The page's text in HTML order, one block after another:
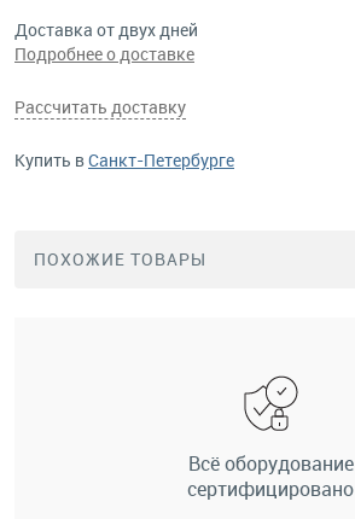
Доставка от двух дней
Подробнее о доставке
Рассчитать доставку
Купить вСанкт-Петербурге
ПОХОЖИЕ ТОВАРЫ
Всё оборудование
сертифицировано